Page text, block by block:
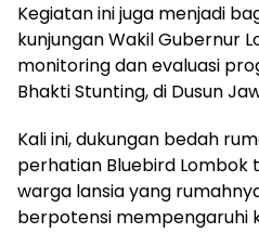
Kegiatan ini juga menjadi
kunjungan Wakil Gubernur
monitoring dan evaluasi
Bhakti Stunting, di Dusun
Kali ini, dukungan bedah
perhatian Bluebird Lombok
warga lansia yang
berpotensi mempengaruhi